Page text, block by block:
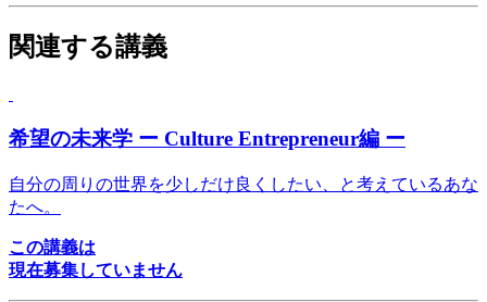
関連する講義
希望の未来学 ー Culture Entrepreneur編 ー
自分の周りの世界を少しだけ良くしたい、と考えているあな
たへ。
この講義は
現在募集していません